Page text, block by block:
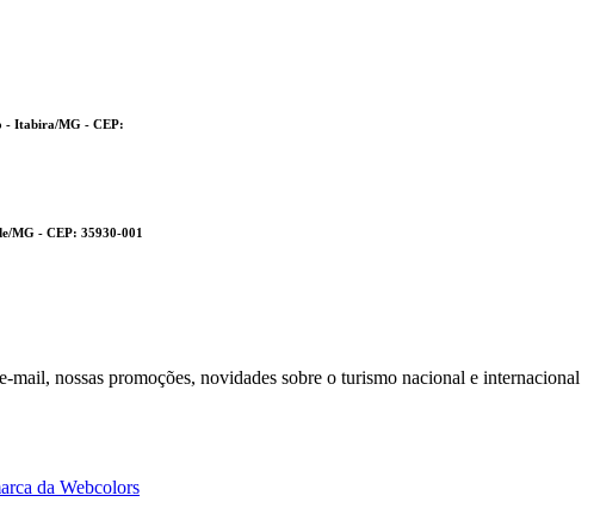
- Itabira/MG - CEP:
MG - CEP: 35930-001
nossas promoções, novidades sobre o turismo nacional e internacional